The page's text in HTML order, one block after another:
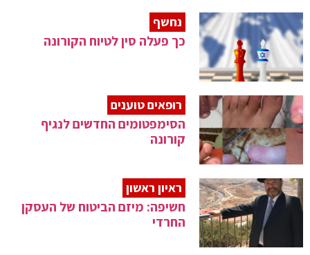
נחשף
כך פעלה סין לטיוח הקורונה
רופאים טוענים
הסימפטומים החדשים לנגיף
קורונה
ראיון ראשון
חשיפה: מיזם הביטוח של העסקן
החרדי